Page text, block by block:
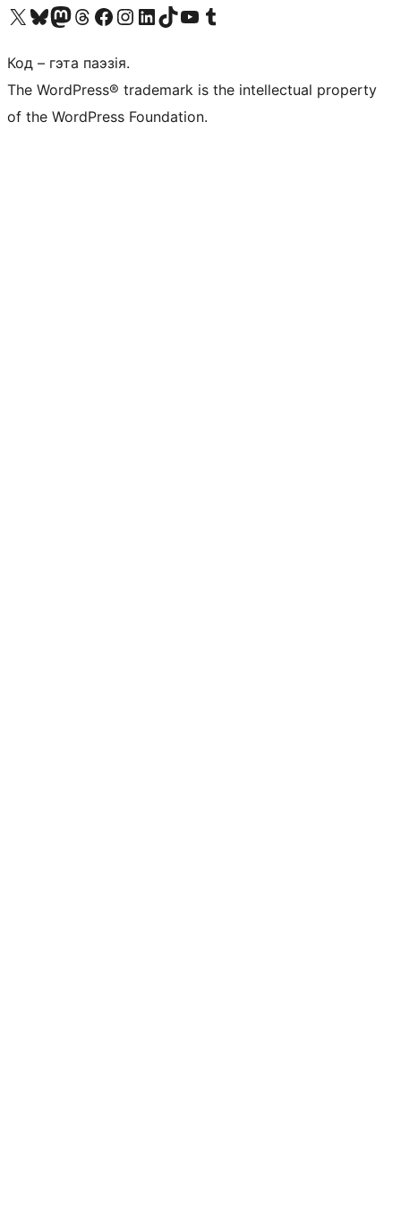
Наведайце наш акаўнт у X (былы Twitter)
Visit our Bluesky account
Visit our Mastodon account
Visit our Threads account
Наведаеце нашу старонку на Facebook
Наведайце наш Instagram
Наведайце нашу старонку ў LinkedIn
Visit our TikTok account
Наведайце наш YouTube каналVisit our Tumblr account
Код – гэта паэзія.
The WordPress® trademark is the intellectual property
of the WordPress Foundation.